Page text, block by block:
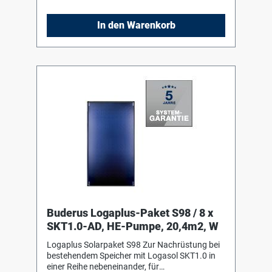
Schweißnähte. Fiberglaswanne aus einem
Guss als Kollektorgehäuse 1 Komplettstation
Logasol KS0110 HE mit Hocheffizienzpumpe
Anschlusszubehör 1 Solarfluid L, 10 Liter 2
In den Warenkorb
Buderus Logaplus-Paket S98 / 8 x
SKT1.0-AD, HE-Pumpe, 20,4m2, W
Logaplus Solarpaket S98 Zur Nachrüstung bei
bestehendem Speicher mit Logasol SKT1.0 in
einer Reihe nebeneinander, für